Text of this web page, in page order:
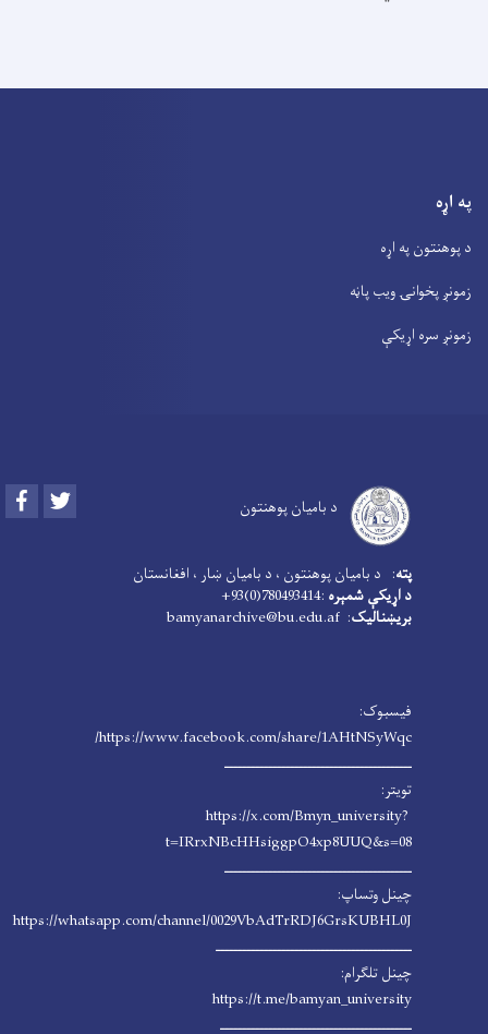
په اړه
د پوهنتون په اړه
زمونږ پخوانۍ ویب پاڼه
زمونږ سره اړیکې
د بامیان پوهنتون Facebook
پته: د بامیان پوهنتون ، د بامیان ښار ، افغانستان
د اړیکې شمېره :780493414(0)93+
بریښنالیک: bamyanarchive@bu.edu.af
فیسبوک:
https://www.facebook.com/share/1AHtNSyWqc/
ـــــــــــــــــــــــــــــــــــــــــــ
تویتر:
https://x.com/Bmyn_university?
t=IRrxNBcHHsiggpO4xp8UUQ&s=08
ـــــــــــــــــــــــــــــــــــــــــــ
چینل وتساپ:
https://whatsapp.com/channel/0029VbAdTrRDJ6GrsKUBHL0J
ـــــــــــــــــــــــــــــــــــــــــــــ
چینل تلگرام:
https://t.me/bamyan_university
ــــــــــــــــــــــــــــــــــــــــــــ